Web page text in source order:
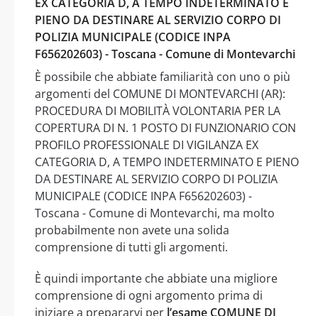
PIENO DA DESTINARE AL SERVIZIO CORPO DI
POLIZIA MUNICIPALE (CODICE INPA
F656202603) - Toscana - Comune di Montevarchi
È possibile che abbiate familiarità con uno o più
argomenti del COMUNE DI MONTEVARCHI (AR):
PROCEDURA DI MOBILITÀ VOLONTARIA PER LA
COPERTURA DI N. 1 POSTO DI FUNZIONARIO CON
PROFILO PROFESSIONALE DI VIGILANZA EX
CATEGORIA D, A TEMPO INDETERMINATO E PIENO
DA DESTINARE AL SERVIZIO CORPO DI POLIZIA
MUNICIPALE (CODICE INPA F656202603) -
Toscana - Comune di Montevarchi, ma molto
probabilmente non avete una solida
comprensione di tutti gli argomenti.
È quindi importante che abbiate una migliore
comprensione di ogni argomento prima di
iniziare a prepararvi per l’esame COMUNE DI